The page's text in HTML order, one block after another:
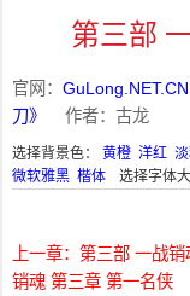
第三部
官网： GuLong.NET.CN
刀》
作者：古龙
选择背景色： 黄橙 洋红
微软雅黑 楷体 选择字体
上一章：第三部 一战
销魂 第三章 第一名侠